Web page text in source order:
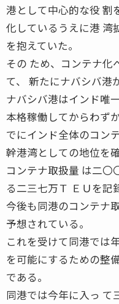
港として中心的な役 割
化しているうえに港 湾
を抱えていた。
その ため、コンテナ化
て、 新たにナバシバ港
ナバシバ港はインド唯
本格稼働してからわず
でにインド全体のコン
幹港湾としての地位を
コンテナ取扱量 は二〇
る二三七万Ｔ ＥＵを記
今後も同港のコンテナ
予想されている。
これを受けて同港では
を可能にするための整
である。
同港では今年に入っ て